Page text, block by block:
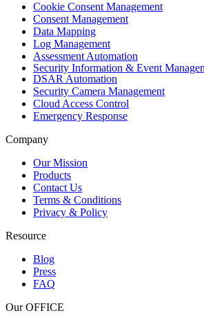
Cookie Consent Management
Consent Management
Data Mapping
Log Management
Assessment Automation
Security Information & Event
DSAR Automation
Security Camera Management
Cloud Access Control
Emergency Response
Company
Our Mission
Products
Contact Us
Terms & Conditions
Privacy & Policy
Resource
Blog
Press
FAQ
Our OFFICE